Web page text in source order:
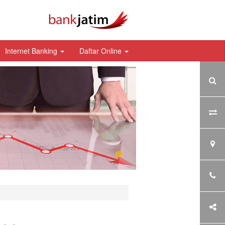
Internet Banking Daftar Online